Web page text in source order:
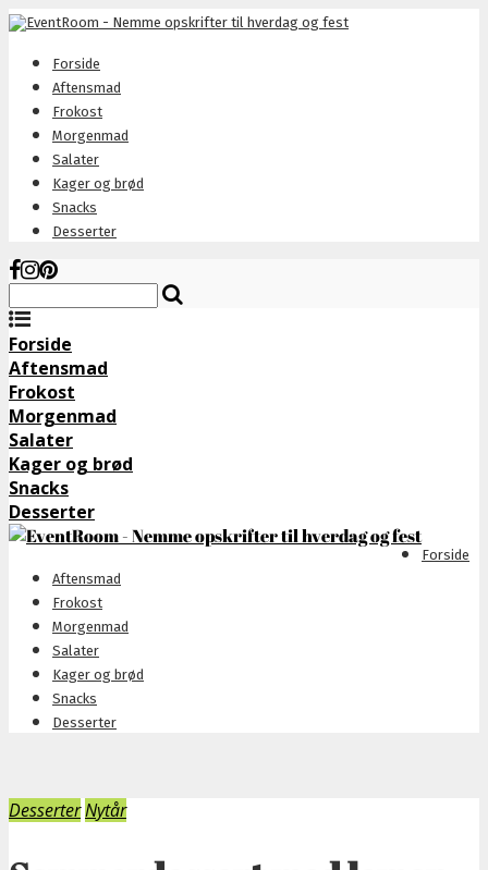
Forside
Aftensmad
Frokost
Morgenmad
Salater
Kager og brød
Snacks
Desserter
Forside
Aftensmad
Frokost
Morgenmad
Salater
Kager og brød
Snacks
Desserter
Forside
Aftensmad
Frokost
Morgenmad
Salater
Kager og brød
Snacks
Desserter
DesserterNytår